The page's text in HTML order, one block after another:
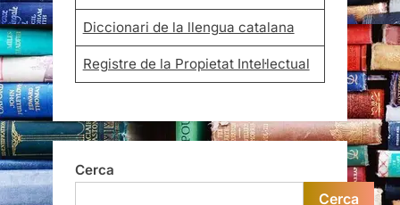
Diccionari de la llengua catalana
Registre de la Propietat Intel·lectual
Cerca
Cerca